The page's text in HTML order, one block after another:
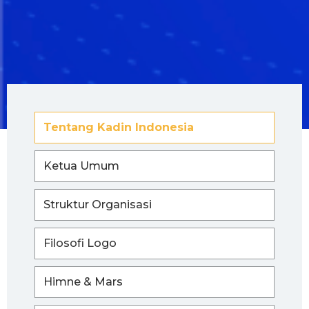
Tentang Kadin Indonesia
Ketua Umum
Struktur Organisasi
Filosofi Logo
Himne & Mars